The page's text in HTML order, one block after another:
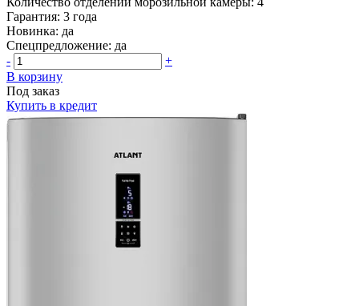
Гарантия: 3 года
Новинка: да
Спецпредложение: да
-
+
В корзину
Под заказ
Купить в кредит